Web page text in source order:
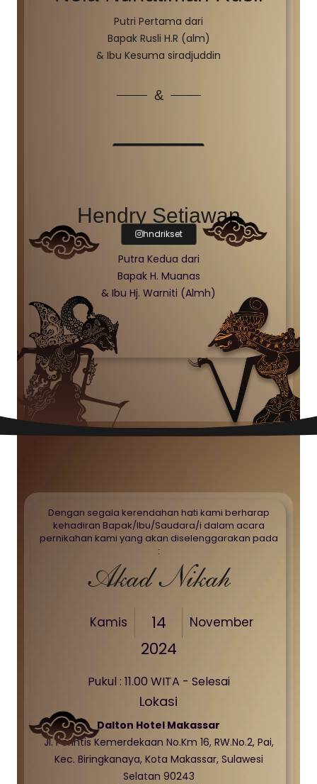
Putri Pertama dari
Bapak Rusli H.R (alm)
& Ibu Kesuma siradjuddin
&
Hendry Setiawan
hndrikset
Putra Kedua dari
Bapak H. Muanas
& Ibu Hj. Warniti (Almh)
Dengan segala kerendahan hati kami berharap
kehadiran Bapak/Ibu/Saudara/i dalam acara
pernikahan kami yang akan diselenggarakan pada
:
Akad Nikah
Kamis 14 November
2024
Pukul : 11.00 WITA - Selesai
Lokasi
Dalton Hotel Makassar
Jl. Perintis Kemerdekaan No.Km 16, RW.No.2, Pai,
Kec. Biringkanaya, Kota Makassar, Sulawesi
Selatan 90243